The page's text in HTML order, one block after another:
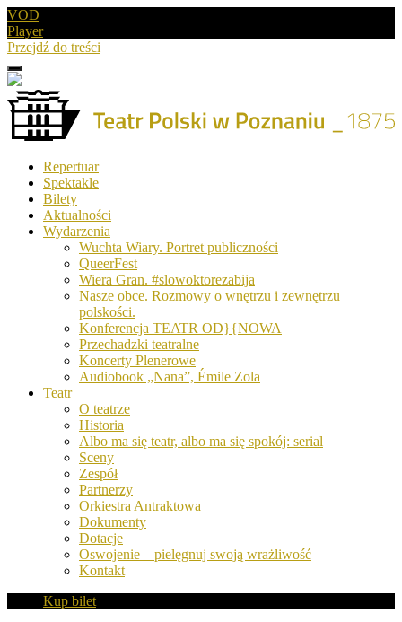
VOD
Player
Przejdź do treści
Menu
Drugie
logo
Teatr
Polski
Poznaniu
Repertuar
Spektakle
Bilety
Aktualności
Wydarzenia
Wuchta Wiary. Portret publiczności
QueerFest
Wiera Gran. #slowoktorezabija
Nasze obce. Rozmowy o wnętrzu i zewnętrzu
polskości.
Konferencja TEATR OD}{NOWA
Przechadzki teatralne
Koncerty Plenerowe
Audiobook „Nana”, Émile Zola
Teatr
O teatrze
Historia
Albo ma się teatr, albo ma się spokój: serial
Sceny
Zespół
Partnerzy
Orkiestra Antraktowa
Dokumenty
Dotacje
Oswojenie – pielęgnuj swoją wrażliwość
Kontakt
Kup bilet